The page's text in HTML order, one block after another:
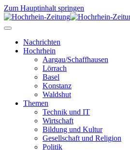
Zum Hauptinhalt springen
Nachrichten
Hochrhein
Aargau/Schaffhausen
Lörrach
Basel
Konstanz
Waldshut
Themen
Technik und IT
Wirtschaft
Bildung und Kultur
Gesellschaft und Religion
Politik